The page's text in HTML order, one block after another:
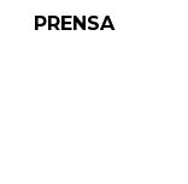
PRENSA